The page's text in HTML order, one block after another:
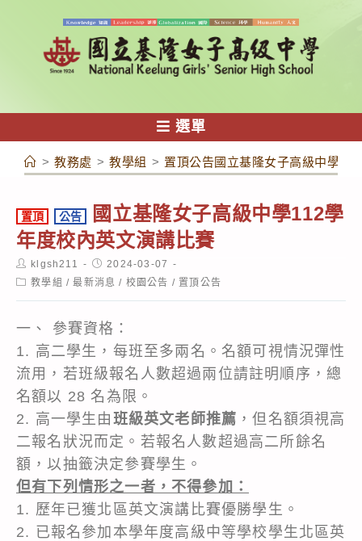
容
選單
> 教務處 > 教學組 > 置頂公告國立基隆女子高級中學
置頂 公告
國立基隆女子高級中學112學
年度校內英文演講比賽
Post
author:
klgsh211
Post
published:
2024-03-07
Post教學組 / 最新消息 / 校園公告 / 置頂公告
一、 參賽資格：
1. 高二學生，每班至多兩名。名額可視情況彈性
流用，若班級報名人數超過兩位請註明順序，總
名額以 28 名為限。
2. 高一學生由 班級英文老師推薦 ，但名額須視高
二報名狀況而定。若報名人數超過高二所餘名
額，以抽籤決定參賽學生。
但有下列情形之一者，不得參加：
1. 歷年已獲北區英文演講比賽優勝學生。
2. 已報名參加本學年度高級中等學校學生北區英